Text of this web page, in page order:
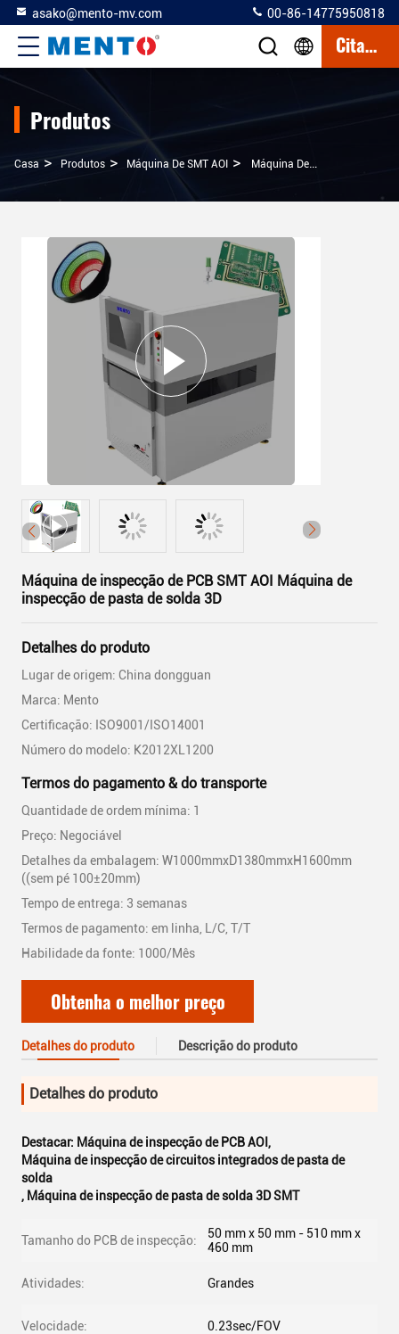
asako@mento-mv.com 00-86-14775950818
Citações
Produtos
Casa > Produtos > Máquina De SMT AOI > Máquina De Inspecção De PCB SMT AOI Máquina De Inspecção De Pasta De Solda 3D
Máquina de inspecção de PCB SMT AOI Máquina de
inspecção de pasta de solda 3D
Detalhes do produto
Lugar de origem: China dongguan
Marca: Mento
Certificação: ISO9001/ISO14001
Número do modelo: K2012XL1200
Termos do pagamento & do transporte
Quantidade de ordem mínima: 1
Preço: Negociável
Detalhes da embalagem: W1000mmxD1380mmxH1600mm
((sem pé 100±20mm)
Tempo de entrega: 3 semanas
Termos de pagamento: em linha, L/C, T/T
Habilidade da fonte: 1000/Mês
Obtenha o melhor preço
Detalhes do produto Descrição do produto
Detalhes do produto
Destacar: Máquina de inspecção de PCB AOI ,
Máquina de inspecção de circuitos integrados de pasta de
solda
, Máquina de inspecção de pasta de solda 3D SMT
Tamanho do PCB de inspecção:
50 mm x 50 mm - 510 mm x
460 mm
Atividades: Grandes
Velocidade: 0.23sec/FOV